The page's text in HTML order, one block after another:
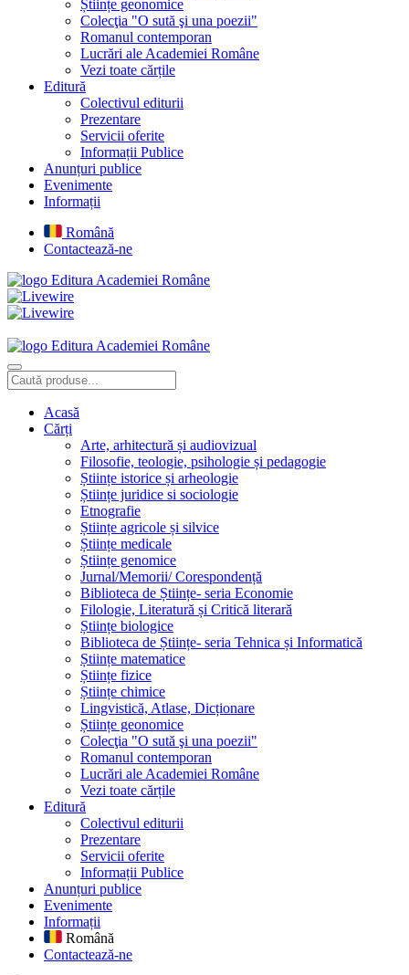
Științe geonomice
Colecţia "O sută şi una poezii"
Romanul contemporan
Lucrări ale Academiei Române
Vezi toate cărțile
Editură
Colectivul editurii
Prezentare
Servicii oferite
Informații Publice
Anunțuri publice
Evenimente
Informații
Română
Contactează-ne
Editura Academiei Române
Editura Academiei Române
Acasă
Cărți
Arte, arhitectură și audiovizual
Filosofie, teologie, psihologie și pedagogie
Științe istorice și arheologie
Științe juridice si sociologie
Etnografie
Științe agricole și silvice
Științe medicale
Științe genomice
Jurnal/Memorii/ Corespondență
Biblioteca de Științe- seria Economie
Filologie, Literatură și Critică literară
Științe biologice
Biblioteca de Științe- seria Tehnica și Informatică
Științe matematice
Științe fizice
Științe chimice
Lingvistică, Atlase, Dicționare
Științe geonomice
Colecţia "O sută şi una poezii"
Romanul contemporan
Lucrări ale Academiei Române
Vezi toate cărțile
Editură
Colectivul editurii
Prezentare
Servicii oferite
Informații Publice
Anunțuri publice
Evenimente
Informații
Română
Contactează-ne